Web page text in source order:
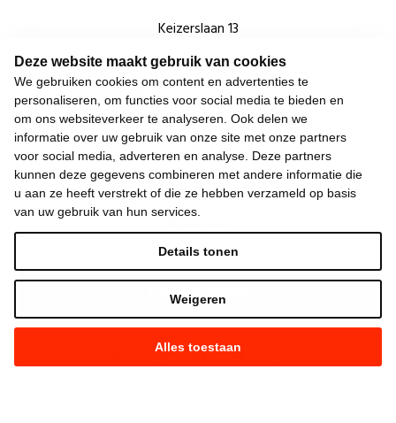
Deze website maakt gebruik van cookies
We gebruiken cookies om content en advertenties te
personaliseren, om functies voor social media te bieden en
om ons websiteverkeer te analyseren. Ook delen we
informatie over uw gebruik van onze site met onze partners
voor social media, adverteren en analyse. Deze partners
kunnen deze gegevens combineren met andere informatie die
u aan ze heeft verstrekt of die ze hebben verzameld op basis
van uw gebruik van hun services.
Alles toestaan
Weigeren
Details tonen
Keizerslaan 13
1000 Brussel
02 552 02 00
hallo@vooruit.org
Snel
Over de beweging
Algemeen
Laatste nieuws